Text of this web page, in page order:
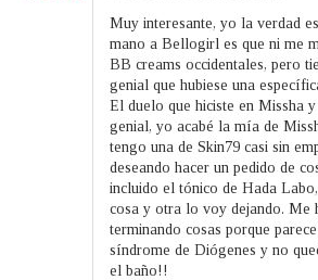
Muy interesante, yo la verdad
mano a Bellogirl es que ni me
BB creams occidentales, pero
genial que hubiese una
El duelo que hiciste en Missha
genial, yo acabé la mía de
tengo una de Skin79 casi sin
deseando hacer un pedido de
incluido el tónico de Hada
cosa y otra lo voy dejando. Me
terminando cosas porque
síndrome de Diógenes y no
el baño!!